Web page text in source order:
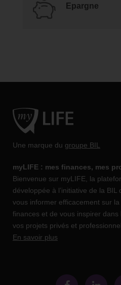
Epargne
Une marque du groupe BIL
myLIFE : mes finances, mes
Bienvenue sur myLIFE, la
développée à l’initiative de la BIL
vous informer efficacement sur
finances et de vous inspirer dans
vos projets privés et
En savoir plus